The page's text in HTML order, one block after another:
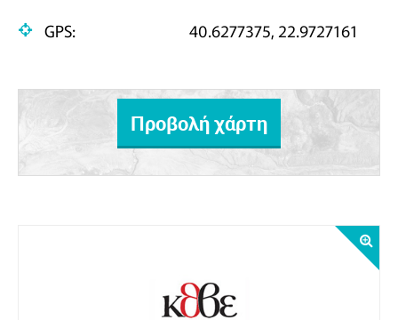
GPS:
40.6277375, 22.9727161
Προβολή χάρτη